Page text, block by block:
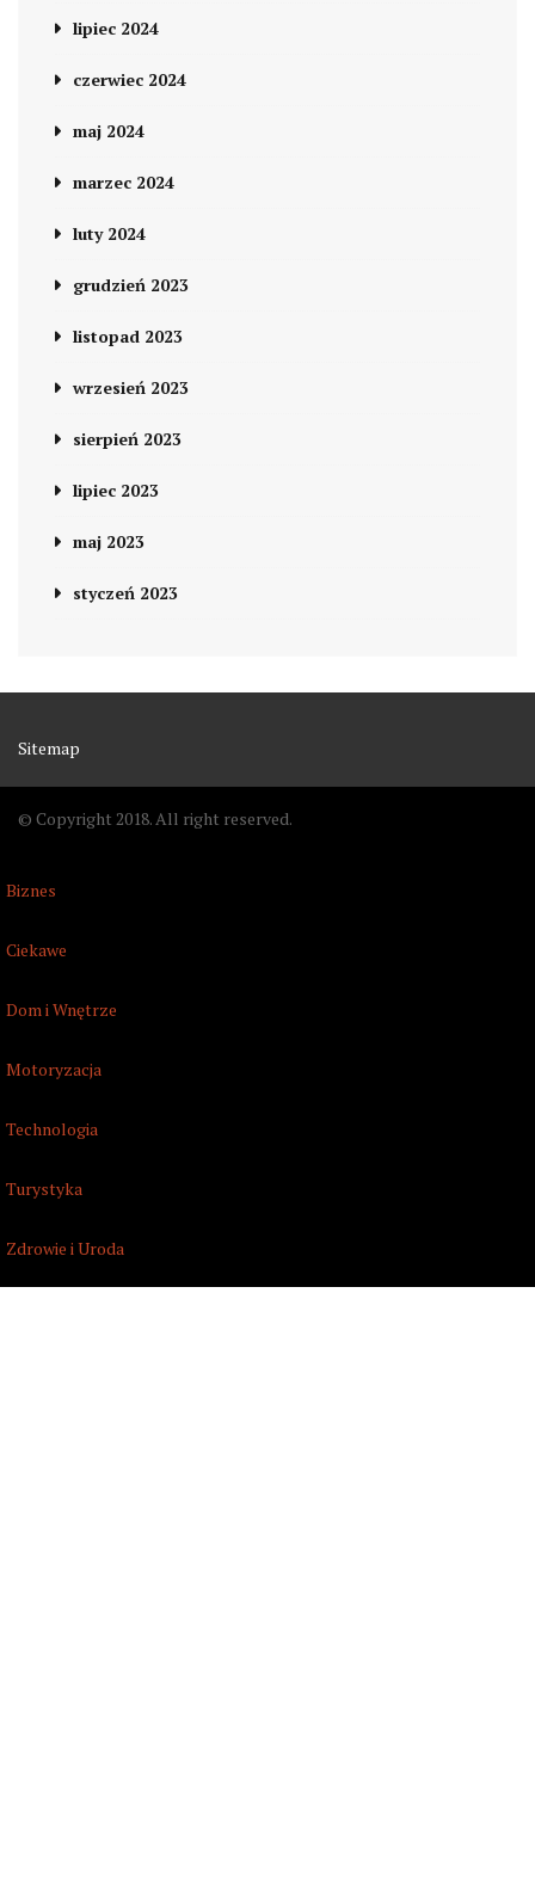
lipiec 2024
czerwiec 2024
maj 2024
marzec 2024
luty 2024
grudzień 2023
listopad 2023
wrzesień 2023
sierpień 2023
lipiec 2023
maj 2023
styczeń 2023
Sitemap
© Copyright 2018. All right reserved.
Biznes
Ciekawe
Dom i Wnętrze
Motoryzacja
Technologia
Turystyka
Zdrowie i Uroda